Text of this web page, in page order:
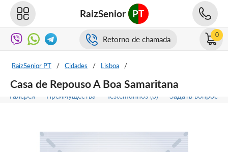
RaizSenior PT
Retorno de chamada 0
RaizSenior PT / Cidades / Lisboa /
Casa de Repouso A Boa Samaritana
Галерея Преимущества Testemunhos (0) Задать вопрос